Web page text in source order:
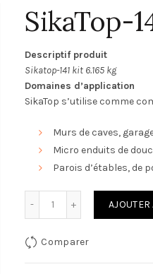
SikaTop-
Descriptif produit
Sikatop-141 kit 6.165 kg
Domaines d’application
SikaTop s’utilise comme
Murs de caves,
Micro enduits de
Parois d’étables, de
Comparer